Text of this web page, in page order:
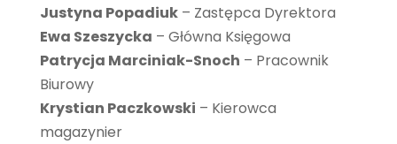
Justyna Popadiuk– Zastępca Dyrektora
Ewa Szeszycka – Główna Księgowa
Patrycja Marciniak-Snoch – Pracownik
Biurowy
Krystian Paczkowski – Kierowca
magazynier